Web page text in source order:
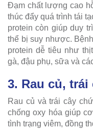
Đạm chất lượng cao
thúc đẩy quá trình tái
protein còn giúp duy
thể bị suy nhược.
protein dễ tiêu như
gà, đậu phụ, sữa và
3. Rau củ, trái
Rau củ và trái cây
chống oxy hóa giúp
tình trạng viêm, đồng